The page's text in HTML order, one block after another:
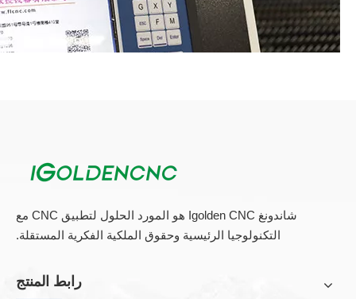
نظام التحكم في Starfire)
شاندونغ Igolden CNC هو المورد الحلول لتطبيق CNC مع
التكنولوجيا الرئيسية وحقوق الملكية الفكرية المستقلة.
رابط المنتج